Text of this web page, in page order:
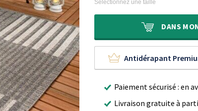
initial
était :
70,00 €.
actuel
est :
34,95 €.
Sélectionnez une taille
DANS
Antidérapant
Paiement sécurisé : en
Livraison gratuite à